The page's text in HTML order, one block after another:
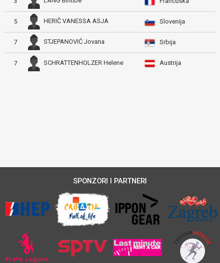
5 HERIČ VANESSA ASJA Slovenija
7 STJEPANOVIĆ Jovana Srbija
7 SCHRATTENHOLZER Helene Austrija
SPONZORI I PARTNERI